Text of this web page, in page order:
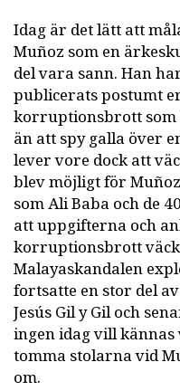
Idag är det lätt att
Muñoz som en
del vara sann. Han
publicerats postumt
korruptionsbrott som
än att spy galla över
lever vore dock att
blev möjligt för
som Ali Baba och de
att uppgifterna och
korruptionsbrott
Malayaskandalen
fortsatte en stor del
Jesús Gil y Gil och
ingen idag vill kännas
tomma stolarna vid
om.